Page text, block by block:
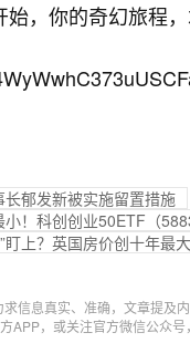
始，你的奇幻旅程
郁发新被实施留置措施
小！科创创业50ETF（
盯上？英国房价创十年最
信息真实、准确，文章提及
APP，或关注官方微信公众